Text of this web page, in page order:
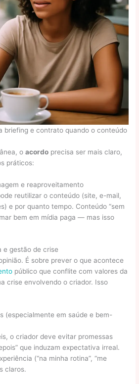
briefing e contrato quando o conteúdo
oacordo precisa ser mais claro,
práticos:
e reaproveitamento
reutilizar o conteúdo (site, e-mail,
e por quanto tempo. Conteúdo “sem
bem em mídia paga — mas isso
e gestão de crise
É sobre prever o que acontece
público que conflite com valores da
crise envolvendo o criador. Isso
(especialmente em saúde e bem-
o criador deve evitar promessas
que induzam expectativa irreal.
(“na minha rotina”, “me
claros.